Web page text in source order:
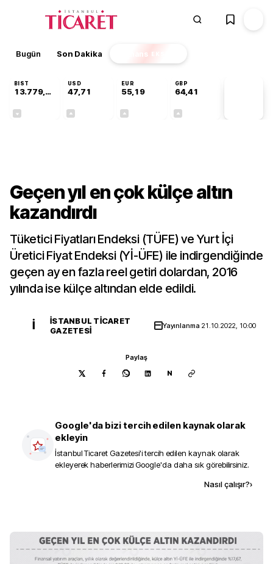
Bugün Son Dakika Finans EKSTRA
BIST
13.779,39
USD
47,71
EUR
55,19
GBP
64,41
Geçen yıl en çok külçe altın
kazandırdı
Tüketici Fiyatları Endeksi (TÜFE) ve Yurt İçi
Üretici Fiyat Endeksi (Yİ-ÜFE) ile indirgendiğinde
geçen ay en fazla reel getiri dolardan, 2016
yılında ise külçe altından elde edildi.
İ
İSTANBUL TICARET
GAZETESI
Yayınlanma 21.10.2022, 10:00
Paylaş
N
Google'da bizi tercih edilen kaynak olarak
ekleyin
İstanbul Ticaret Gazetesi'i tercih edilen kaynak olarak
ekleyerek haberlerimizi Google'da daha sık görebilirsiniz.
Nasıl çalışır?›